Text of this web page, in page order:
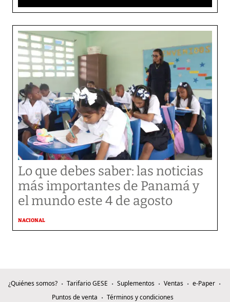
Lo que debes saber: las noticias
más importantes de Panamá y
el mundo este 4 de agosto
NACIONAL
¿Quiénes somos? Tarifario GESE Suplementos Ventas
e-Paper
Puntos de venta
Términos y condiciones